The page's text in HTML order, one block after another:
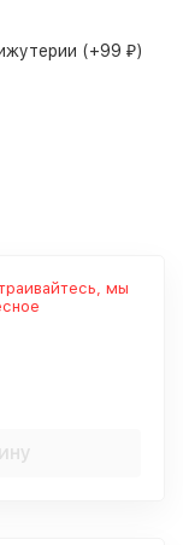
(+99 ₽)
мы